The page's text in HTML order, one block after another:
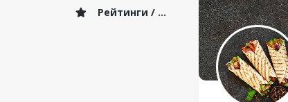
Рейтинги / Отзывы